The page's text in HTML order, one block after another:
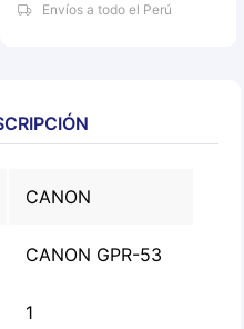
Envíos a todo el Perú
CANON
CANON GPR-53
1